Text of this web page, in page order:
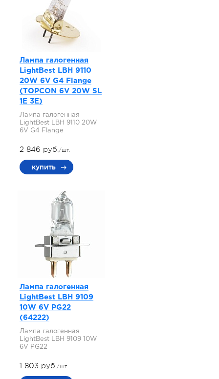
Лампа галогенная
LightBest LBH 9110
20W 6V G4 Flange
(TOPCON 6V 20W SL
1E 3E)
Лампа галогенная
LightBest LBH 9110 20W
6V G4 Flange
2 846 руб./шт.
купить
Лампа галогенная
LightBest LBH 9109
10W 6V PG22
(64222)
Лампа галогенная
LightBest LBH 9109 10W
6V PG22
1 803 руб./шт.